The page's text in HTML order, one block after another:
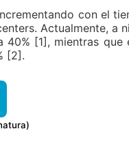
con el
Actualmente, a
40% [1], mientras
[2].